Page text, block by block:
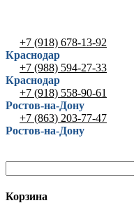
+7 (918) 678-13-92
Краснодар
+7 (988) 594-27-33
Краснодар
+7 (918) 558-90-61
Ростов-на-Дону
+7 (863) 203-77-47
Ростов-на-Дону
Корзина